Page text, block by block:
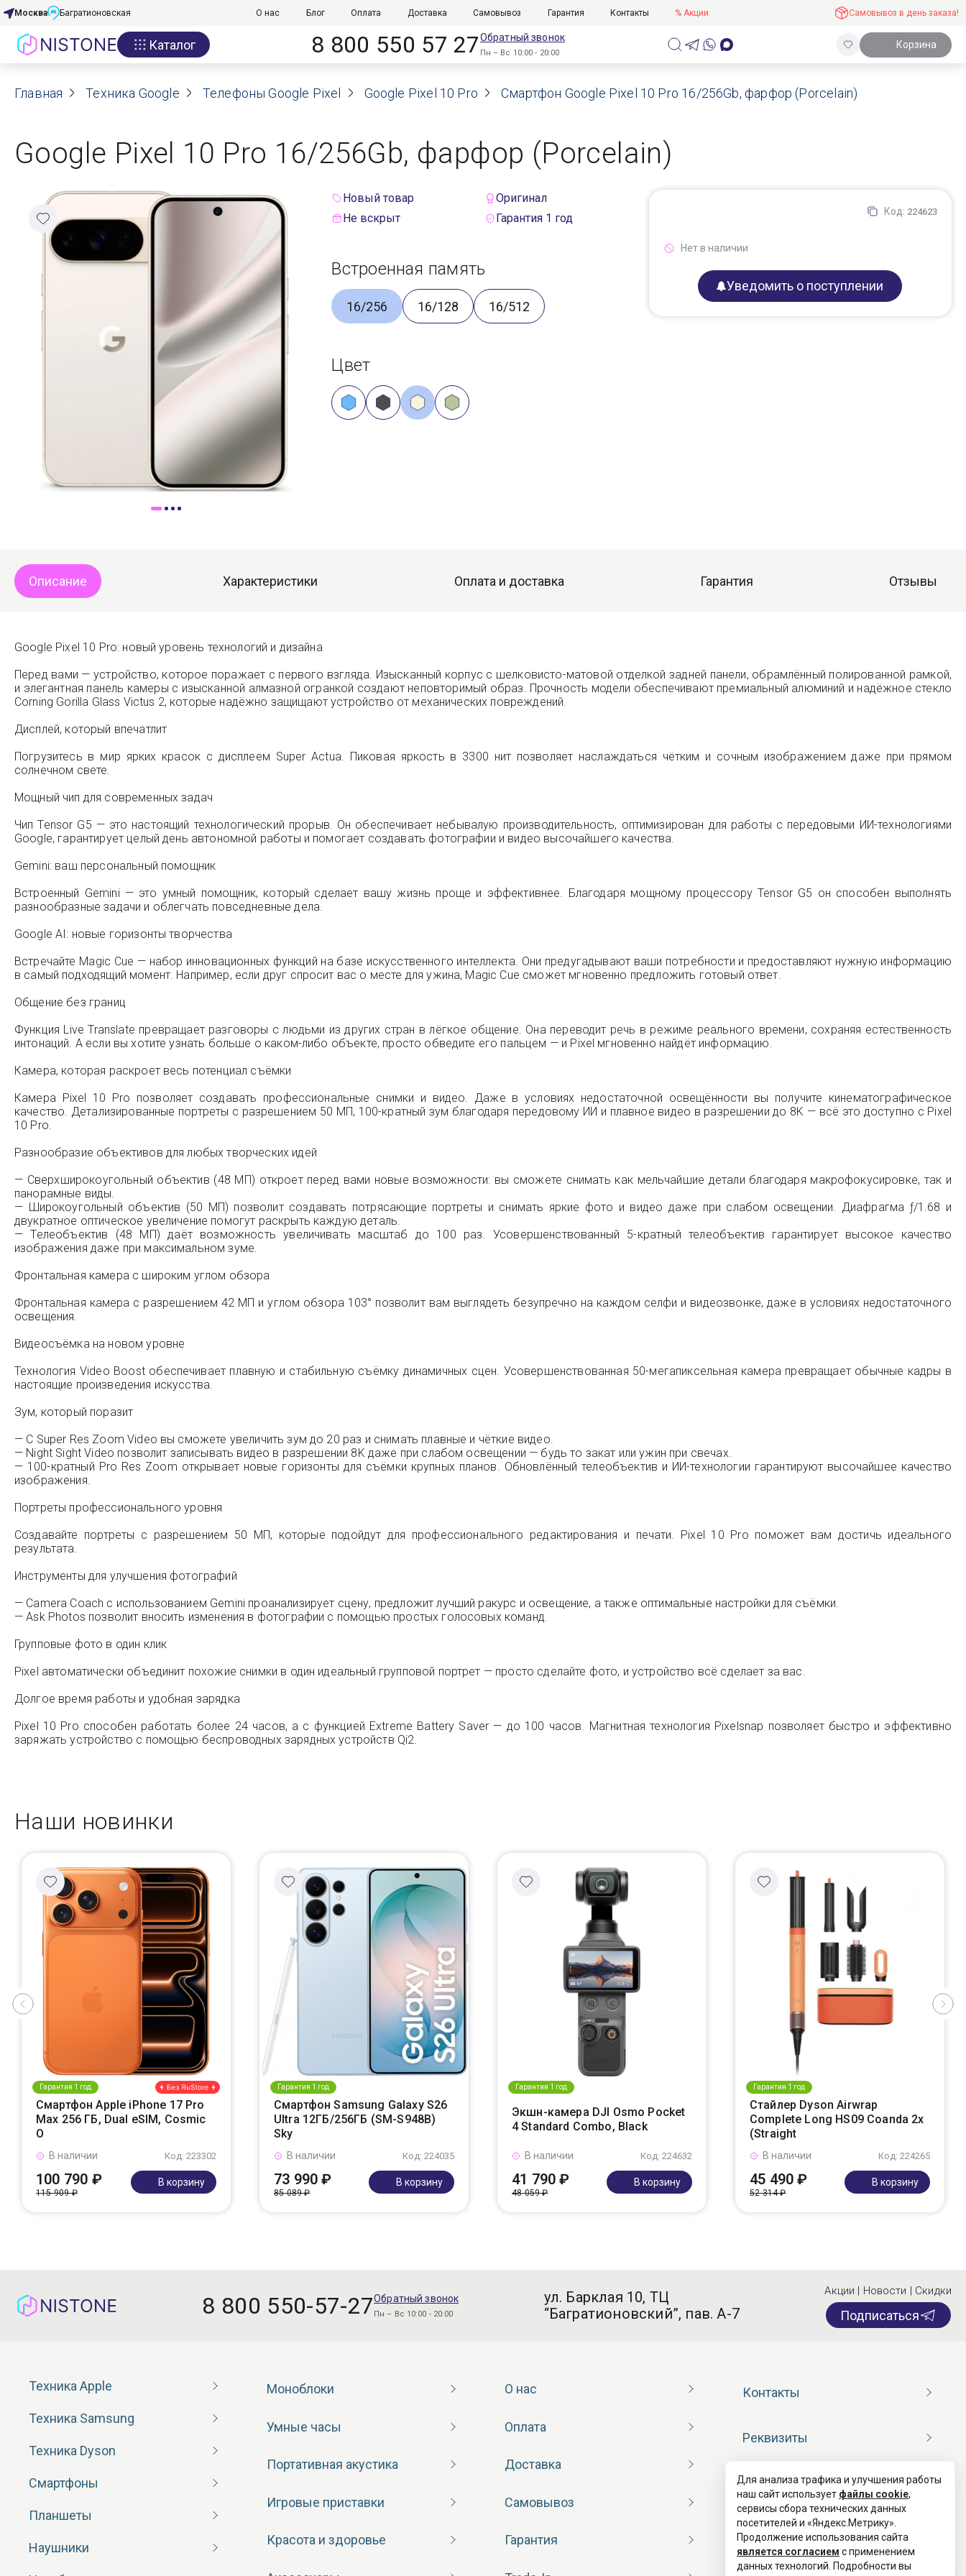
Акции
О нас
Договор оферты
Контакты
Москва Багратионовская О нас Блог Оплата Доставка Самовывоз Гарантия Контакты % Акции Самовывоз в день заказа!
Каталог 8 800 550 57 27Обратный звонок
Пн – Вс 10:00 - 20:00
Корзина
Главная Техника Google Телефоны Google Pixel Google Pixel 10 Pro Смартфон Google Pixel 10 Pro 16/256Gb, фарфор (Porcelain)
Google Pixel 10 Pro 16/256Gb, фарфор (Porcelain)
Новый товар
Оригинал
Не вскрыт
Гарантия 1 год
Встроенная память
16/256 16/128 16/512
Цвет
Код: 224623
Нет в наличии
Уведомить о поступлении
Описание Характеристики Оплата и доставка Гарантия Отзывы
Google Pixel 10 Pro: новый уровень технологий и дизайна
Перед вами — устройство, которое поражает с первого взгляда. Изысканный корпус с шелковисто-матовой отделкой задней панели, обрамлённый полированной рамкой,
и элегантная панель камеры с изысканной алмазной огранкой создают неповторимый образ. Прочность модели обеспечивают премиальный алюминий и надёжное стекло
Corning Gorilla Glass Victus 2, которые надёжно защищают устройство от механических повреждений.
Дисплей, который впечатлит
Погрузитесь в мир ярких красок с дисплеем Super Actua. Пиковая яркость в 3300 нит позволяет наслаждаться чётким и сочным изображением даже при прямом
солнечном свете.
Мощный чип для современных задач
Чип Tensor G5 — это настоящий технологический прорыв. Он обеспечивает небывалую производительность, оптимизирован для работы с передовыми ИИ-технологиями
Google, гарантирует целый день автономной работы и помогает создавать фотографии и видео высочайшего качества.
Gemini: ваш персональный помощник
Встроенный Gemini — это умный помощник, который сделает вашу жизнь проще и эффективнее. Благодаря мощному процессору Tensor G5 он способен выполнять
разнообразные задачи и облегчать повседневные дела.
Google AI: новые горизонты творчества
Встречайте Magic Cue — набор инновационных функций на базе искусственного интеллекта. Они предугадывают ваши потребности и предоставляют нужную информацию
в самый подходящий момент. Например, если друг спросит вас о месте для ужина, Magic Cue сможет мгновенно предложить готовый ответ.
Общение без границ
Функция Live Translate превращает разговоры с людьми из других стран в лёгкое общение. Она переводит речь в режиме реального времени, сохраняя естественность
интонаций. А если вы хотите узнать больше о каком-либо объекте, просто обведите его пальцем — и Pixel мгновенно найдёт информацию.
Камера, которая раскроет весь потенциал съёмки
Камера Pixel 10 Pro позволяет создавать профессиональные снимки и видео. Даже в условиях недостаточной освещённости вы получите кинематографическое
качество. Детализированные портреты с разрешением 50 МП, 100-кратный зум благодаря передовому ИИ и плавное видео в разрешении до 8K — всё это доступно с Pixel
10 Pro.
Разнообразие объективов для любых творческих идей
— Сверхширокоугольный объектив (48 МП) откроет перед вами новые возможности: вы сможете снимать как мельчайшие детали благодаря макрофокусировке, так и
панорамные виды.
— Широкоугольный объектив (50 МП) позволит создавать потрясающие портреты и снимать яркие фото и видео даже при слабом освещении. Диафрагма ƒ/1.68 и
двукратное оптическое увеличение помогут раскрыть каждую деталь.
— Телеобъектив (48 МП) даёт возможность увеличивать масштаб до 100 раз. Усовершенствованный 5-кратный телеобъектив гарантирует высокое качество
изображения даже при максимальном зуме.
Фронтальная камера с широким углом обзора
Фронтальная камера с разрешением 42 МП и углом обзора 103° позволит вам выглядеть безупречно на каждом селфи и видеозвонке, даже в условиях недостаточного
освещения.
Видеосъёмка на новом уровне
Технология Video Boost обеспечивает плавную и стабильную съёмку динамичных сцен. Усовершенствованная 50-мегапиксельная камера превращает обычные кадры в
настоящие произведения искусства.
Зум, который поразит
— С Super Res Zoom Video вы сможете увеличить зум до 20 раз и снимать плавные и чёткие видео.
— Night Sight Video позволит записывать видео в разрешении 8K даже при слабом освещении — будь то закат или ужин при свечах.
— 100-кратный Pro Res Zoom открывает новые горизонты для съёмки крупных планов. Обновлённый телеобъектив и ИИ-технологии гарантируют высочайшее качество
изображения.
Портреты профессионального уровня
Создавайте портреты с разрешением 50 МП, которые подойдут для профессионального редактирования и печати. Pixel 10 Pro поможет вам достичь идеального
результата.
Инструменты для улучшения фотографий
— Camera Coach с использованием Gemini проанализирует сцену, предложит лучший ракурс и освещение, а также оптимальные настройки для съёмки.
— Ask Photos позволит вносить изменения в фотографии с помощью простых голосовых команд.
Групповые фото в один клик
Pixel автоматически объединит похожие снимки в один идеальный групповой портрет — просто сделайте фото, и устройство всё сделает за вас.
Долгое время работы и удобная зарядка
Pixel 10 Pro способен работать более 24 часов, а с функцией Extreme Battery Saver — до 100 часов. Магнитная технология Pixelsnap позволяет быстро и эффективно
заряжать устройство с помощью беспроводных зарядных устройств Qi2.
Наши новинки
Гарантия 1 год
Смартфон Apple iPhone 17 Pro
Max 256 ГБ, Dual eSIM, Cosmic
O
Код: 223302
В наличии
100 790 ₽
115 909 ₽
В корзину
Гарантия 1 год
Смартфон Samsung Galaxy S26
Ultra 12ГБ/256ГБ (SM-S948B)
Sky
Код: 224035
В наличии
73 990 ₽
85 089 ₽
В корзину
Гарантия 1 год
Экшн-камера DJI Osmo Pocket
4 Standard Combo, Black
Код: 224632
В наличии
41 790 ₽
48 059 ₽
В корзину
Гарантия 1 год
Стайлер Dyson Airwrap
Complete Long HS09 Coanda 2x
(Straight
Код: 224265
В наличии
45 490 ₽
52 314 ₽
В корзину
8 800 550-57-27Обратный звонок
Пн – Вс 10:00 - 20:00
ул. Барклая 10, ТЦ
“Багратионовский”, пав. А-7
Акции | Новости | Скидки
Подписаться
Техника Apple
Техника Samsung
Техника Dyson
Смартфоны
Планшеты
Наушники
Моноблоки
Умные часы
Портативная акустика
Игровые приставки
Красота и здоровье
О нас
Оплата
Доставка
Самовывоз
Гарантия
Контакты
Реквизиты
Договор оферты
Согласие на обработку ПД
Для анализа трафика и улучшения работы
наш сайт использует файлы cookie,
сервисы сбора технических данных
посетителей и «Яндекс.Метрику».
Продолжение использования сайта
является согласием с применением
данных технологий. Подробности вы